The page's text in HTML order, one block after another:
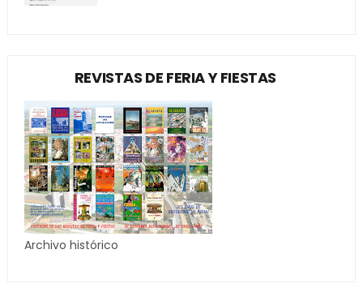
REVISTAS DE FERIA Y FIESTAS
Archivo histórico